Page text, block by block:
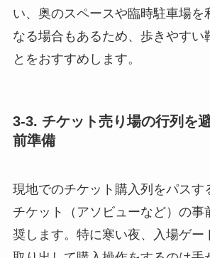
い、奥のスペースや臨時駐車場を
なる場合もあるため、歩きやすい
とをおすすめします。
3-3. チケット売り場の行列を
前準備
現地でのチケット購入列をパスす
チケット（アソビューなど）の事
奨します。特に寒い夜、入場ゲー